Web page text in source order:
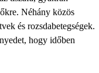
Néhány közös
és rozsdabetegségek.
hogy időben